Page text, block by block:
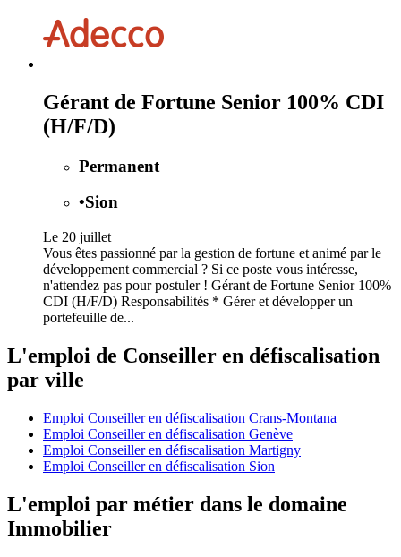
Gérant de Fortune Senior 100% CDI
(H/F/D)
Permanent
•Sion
Le 20 juillet
Vous êtes passionné par la gestion de fortune et animé par le
développement commercial ? Si ce poste vous intéresse,
n'attendez pas pour postuler ! Gérant de Fortune Senior 100%
CDI (H/F/D) Responsabilités * Gérer et développer un
portefeuille de...
L'emploi de Conseiller en défiscalisation
par ville
Emploi Conseiller en défiscalisation Crans-Montana
Emploi Conseiller en défiscalisation Genève
Emploi Conseiller en défiscalisation Martigny
Emploi Conseiller en défiscalisation Sion
L'emploi par métier dans le domaine
Immobilier